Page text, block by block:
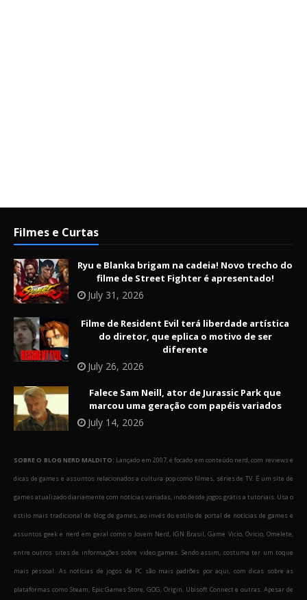
Filmes e Curtas
Ryu e Blanka brigam na cadeia! Novo trecho do
filme de Street Fighter é apresentado!
July 31, 2026
Filme de Resident Evil terá liberdade artística
do diretor, que eplica o motivo de ser
diferente
July 26, 2026
Falece Sam Neill, ator de Jurassic Park que
marcou uma geração com papéis variados
July 14, 2026
SOBRE O BLOG NERD MALDITO: Lançado em 2007, é focado em conteúdo nerd, com reviews e
dicas de games e assuntos relacionados a cultura pop como filmes, séries de TV. É um site de
games atualizado diariamente com notícias variadas, indo desde jogos grátis a tutoriais. Usa o
estilo mais tradicional de blog de games, ao invés do estilo de portal de notícias de games e
assuntos geek e nerd em geral como o Jovem Nerd, IGN Brasil, Game Vicio, Ovicio, Omelete,
entre outros sites de informações sobre video games. Sendo assim, costuma ter um toque
mais pessoal. As notícias de jogos de PC são mais padrões por aqui, com dicas sobre as
plataformas como Steam, Epic Games Store, GOG, Origin, Ubisoft Connect e outras. Apesar de